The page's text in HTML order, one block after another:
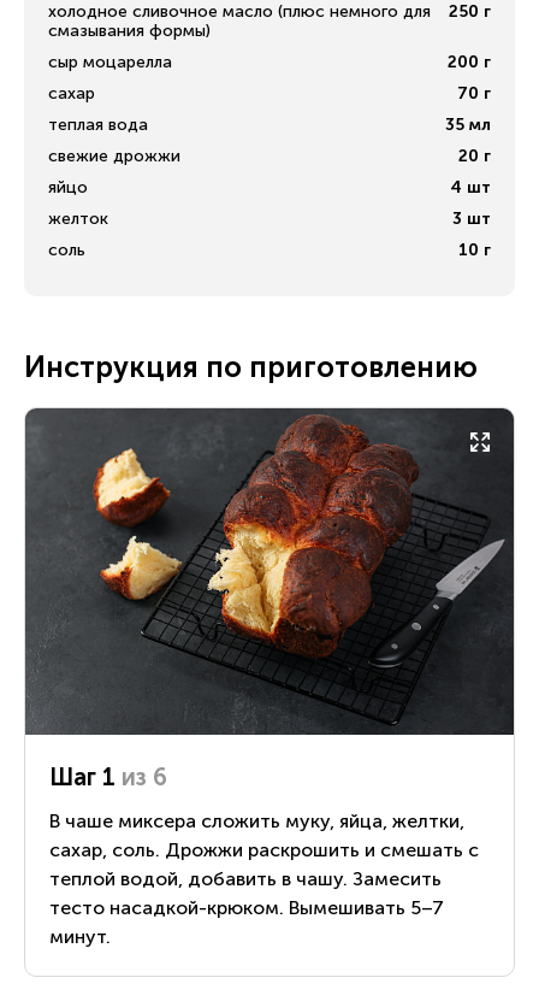
холодное сливочное масло (плюс немного для
смазывания формы)
250 г
сыр моцарелла 200 г
сахар
70 г
теплая вода
35 мл
свежие дрожжи
20 г
яйцо
4 шт
желток
3 шт
соль
10 г
Инструкция по приготовлению
Шаг 1 из 6
В чаше миксера сложить муку, яйца, желтки,
сахар, соль. Дрожжи раскрошить и смешать с
теплой водой, добавить в чашу. Замесить
тесто насадкой-крюком. Вымешивать 5–7
минут.